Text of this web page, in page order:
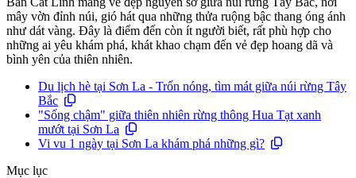
mây vờn đỉnh núi, gió hát qua những thửa ruộng bậc thang óng ánh
như dát vàng. Đây là điểm đến còn ít người biết, rất phù hợp cho
những ai yêu khám phá, khát khao chạm đến vẻ đẹp hoang dã và
bình yên của thiên nhiên.
Du lịch hè tại Sơn La - Trốn nóng, tìm mát giữa núi rừng Tây
Bắc
"Sống chậm" giữa thiên nhiên rừng thông Hua Tạt xanh
mướt tại Sơn La
Vi vu 1 ngày tại Sơn La khám phá những gì?
Mục lục